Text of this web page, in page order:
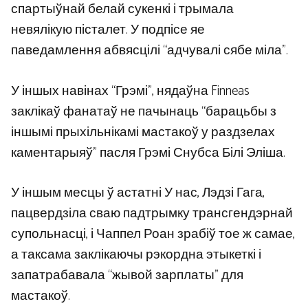
спартыўнай белай сукенкі і трымала
невялікую пісталет. У подпісе яе
паведамлення абвясцілі “адчувалі сябе міла”.
У іншых навінах “Грэмі”, нядаўна Finneas
заклікаў фанатаў не пачынаць “барацьбы з
іншымі прыхільнікамі мастакоў у раздзелах
каментарыяў” пасля Грэмі Снубса Білі Эліша.
У іншым месцы ў астатні У нас, Лэдзі Гага,
пацвердзіла сваю падтрымку трансгендэрнай
супольнасці, і Чаппел Роан зрабіў тое ж самае,
а таксама заклікаючы рэкордна этыкеткі і
запатрабавала “жывой зарплаты” для
мастакоў.